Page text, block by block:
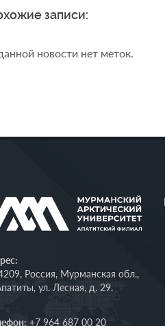
записи:
новости нет меток.
Россия, Мурманская обл.,
ул. Лесная, д. 29.
+7 964 687 00 20